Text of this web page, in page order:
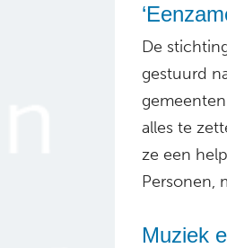
De
gestuurd
alles te
ze een
Personen,
Muziek